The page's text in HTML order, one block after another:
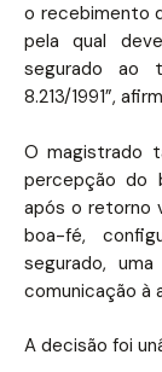
o recebimento
pela qual
segurado ao
8.213/1991”,
O magistrado
percepção do
após o retorno
boa-fé,
segurado,
comunicação à
A decisão foi